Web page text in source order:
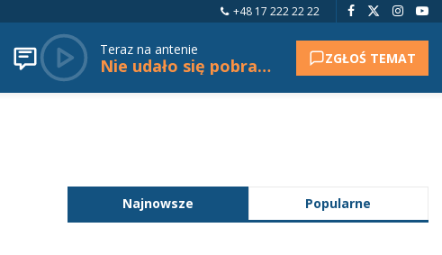
+48 17 222 22 22
Teraz na antenie
Nie udało się pobrać tytułu. ZGŁOŚ TEMAT
Najnowsze Popularne